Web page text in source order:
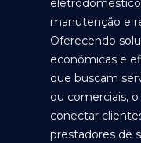
manutenção e
Oferecendo
econômicas e
que buscam
ou comerciais,
conectar
prestadores de